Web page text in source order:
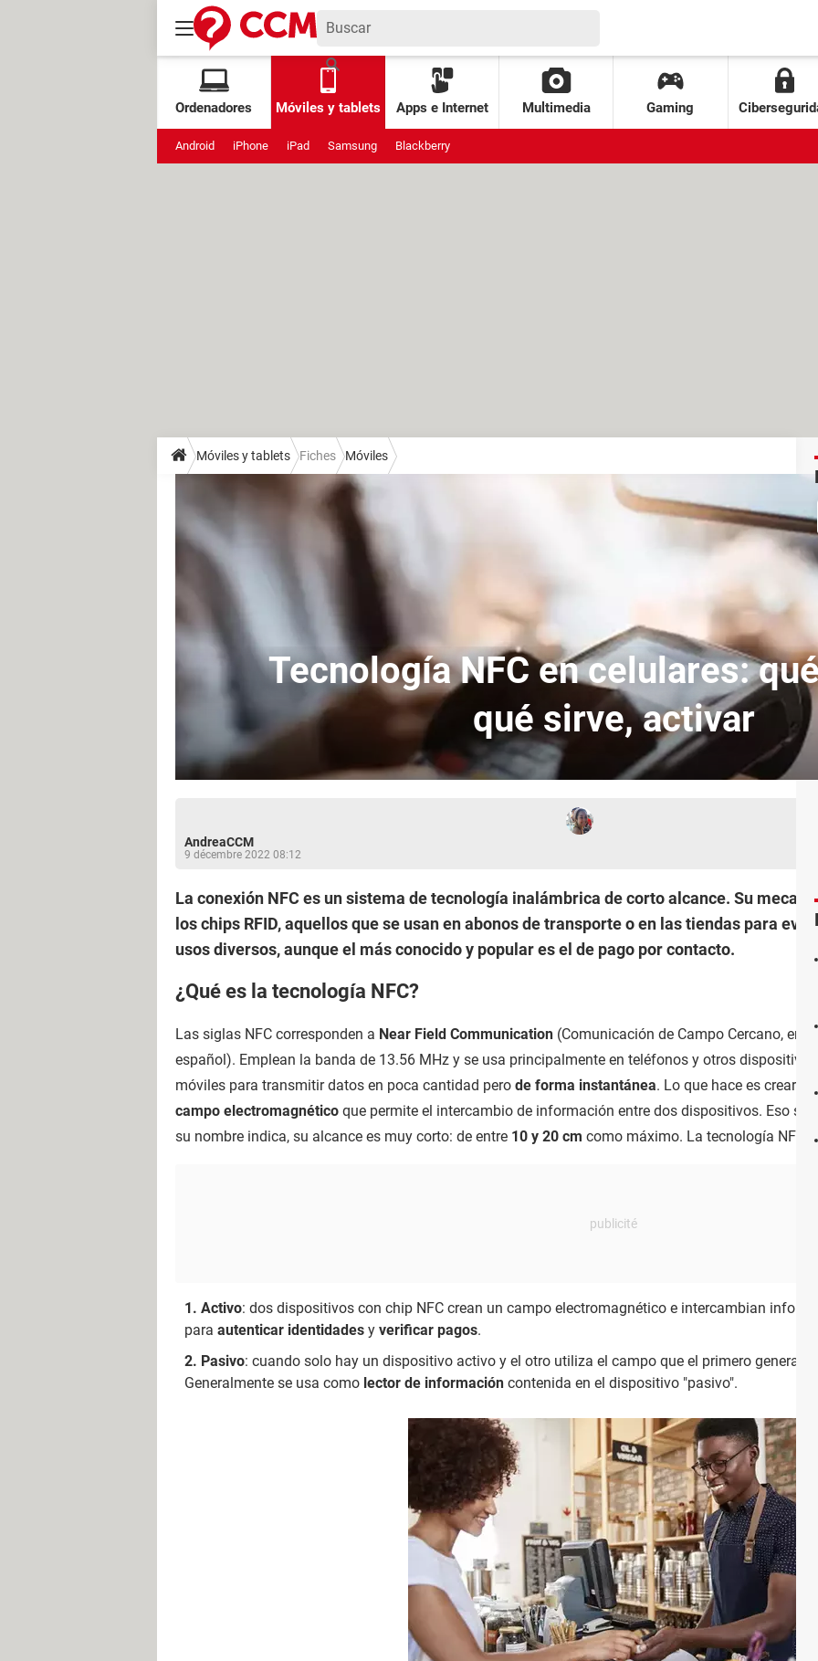
Ordenadores Móviles y tablets Apps e Internet Multimedia Gaming
Android iPhone iPad Samsung Blackberry
Móviles y tablets Fiches Móviles
Tecnología NFC en celulares:
qué sirve, activar
AndreaCCM
9 décembre 2022 08:12
La conexión NFC es un sistema de tecnología inalámbrica de corto alcance. Su
los chips RFID, aquellos que se usan en abonos de transporte o en las tiendas para
usos diversos, aunque el más conocido y popular es el de pago por contacto.
¿Qué es la tecnología NFC?
Las siglas NFC corresponden a Near Field Communication (Comunicación de Campo Cercano, en
español). Emplean la banda de 13.56 MHz y se usa principalmente en teléfonos y otros dispositivo
móviles para transmitir datos en poca cantidad pero de forma instantánea. Lo que hace es crear
campo electromagnético que permite el intercambio de información entre dos dispositivos. Eso sí,
su nombre indica, su alcance es muy corto: de entre 10 y 20 cm como máximo. La tecnología NFC
Activo: dos dispositivos con chip NFC crean un campo electromagnético e intercambian
para autenticar identidades y verificar pagos.
Pasivo: cuando solo hay un dispositivo activo y el otro utiliza el campo que el primero genera
Generalmente se usa como lector de información contenida en el dispositivo "pasivo".